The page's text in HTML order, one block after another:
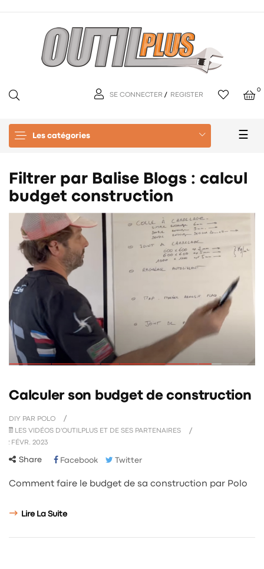
SE CONNECTER / REGISTER
0
Les catégories ☰
Filtrer par Balise Blogs : calcul
budget construction
Calculer son budget de construction
Share Facebook Twitter
DIY PAR POLO
LES VIDÉOS D'OUTILPLUS ET DE SES PARTENAIRES
2 FÉVR. 2023
Comment faire le budget de sa construction par Polo
Lire La Suite